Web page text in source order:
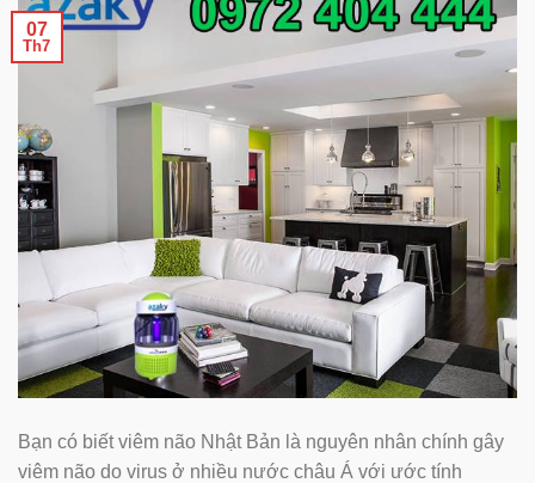
07
Th7
Bạn có biết viêm não Nhật Bản là nguyên nhân chính gây
viêm não do virus ở nhiều nước châu Á với ước tính